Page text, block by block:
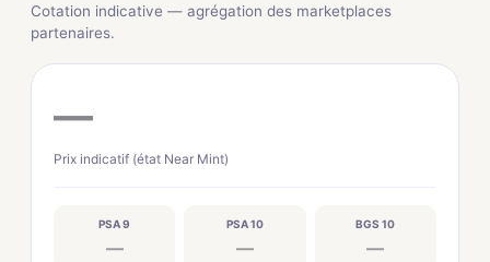
Cotation indicative — agrégation des marketplaces
partenaires.
—
Prix indicatif (état Near Mint)
PSA 9
—
PSA 10
—
BGS 10
—